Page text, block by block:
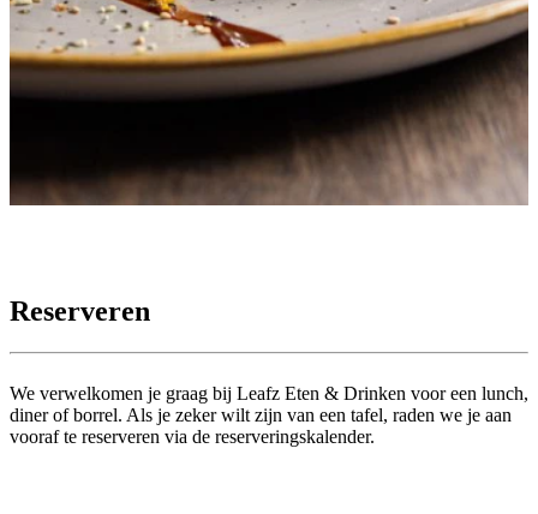
Reserveren
We verwelkomen je graag bij Leafz Eten & Drinken voor een lunch,
diner of borrel. Als je zeker wilt zijn van een tafel, raden we je aan
vooraf te reserveren via de reserveringskalender.
herleidbaar zijn naar een persoon.
Essentiële cookies
Marketingcookies worden gebruikt
Hun doel is advertenties weergeven
zijn voor de individuele gebruiker.